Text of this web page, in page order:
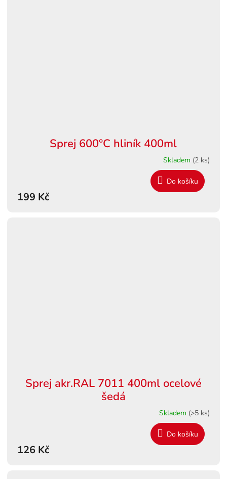
Sprej 600°C hliník 400ml
Skladem (2 ks)
199 Kč
Do košíku
Sprej akr.RAL 7011 400ml ocelové
šedá
Skladem (>5 ks)
126 Kč
Do košíku